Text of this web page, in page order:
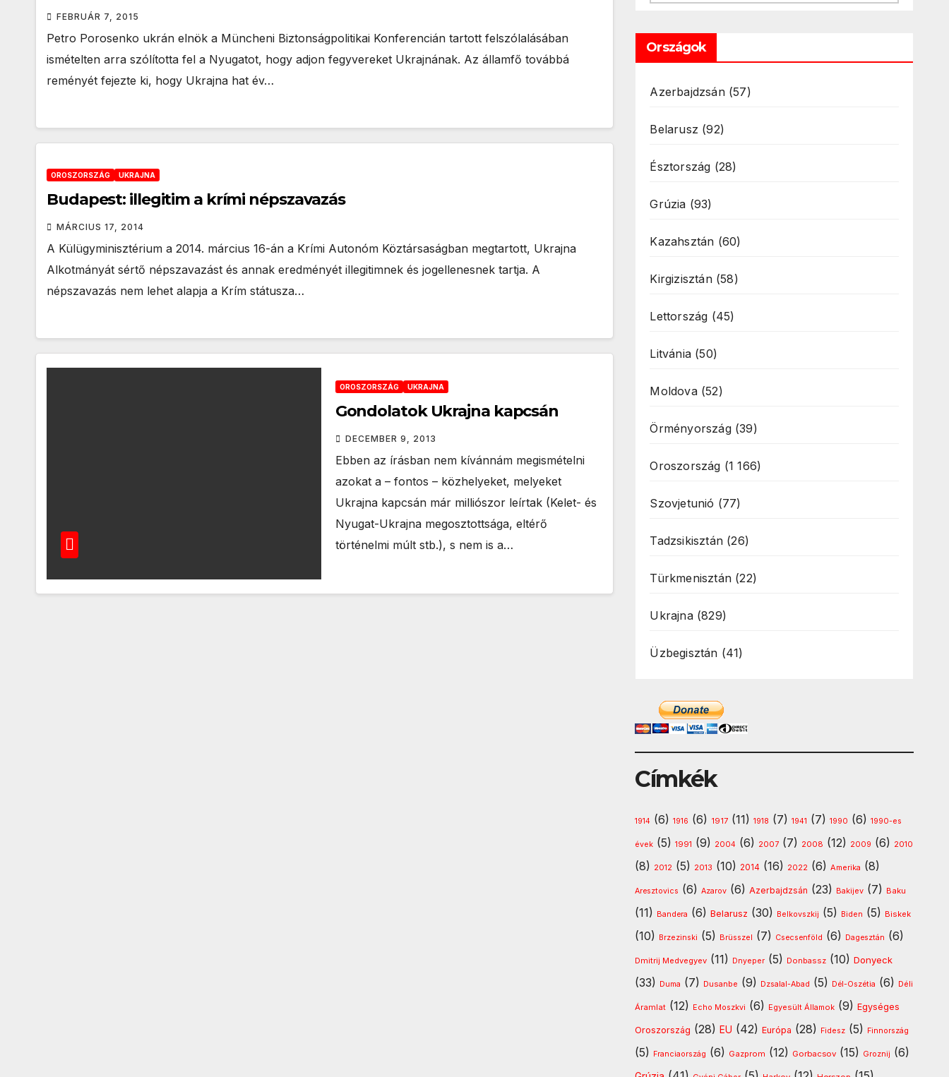
FEBRUÁR 7, 2015
Petro Porosenko ukrán elnök a Müncheni Biztonságpolitikai Konferencián tartott felszólalásában
ismételten arra szólította fel a Nyugatot, hogy adjon fegyvereket Ukrajnának. Az államfő továbbá
reményét fejezte ki, hogy Ukrajna hat év…
OROSZORSZÁG UKRAJNA
Budapest: illegitim a krími népszavazás
MÁRCIUS 17, 2014
A Külügyminisztérium a 2014. március 16-án a Krími Autonóm Köztársaságban megtartott, Ukrajna
Alkotmányát sértő népszavazást és annak eredményét illegitimnek és jogellenesnek tartja. A
népszavazás nem lehet alapja a Krím státusza…
OROSZORSZÁG UKRAJNA
Gondolatok Ukrajna kapcsán
DECEMBER 9, 2013
Ebben az írásban nem kívánnám megismételni
azokat a – fontos – közhelyeket, melyeket
Ukrajna kapcsán már milliószor leírtak (Kelet- és
Nyugat-Ukrajna megosztottsága, eltérő
történelmi múlt stb.), s nem is a…
Országok
Azerbajdzsán(57)
Belarusz (92)
Észtország (28)
Grúzia (93)
Kazahsztán (60)
Kirgizisztán(58)
Lettország (45)
Litvánia(50)
Moldova(52)
Örményország(39)
Oroszország (1 166)
Szovjetunió (77)
Tadzsikisztán(26)
Türkmenisztán(22)
Ukrajna(829)
Üzbegisztán (41)
Címkék
1914 (6)1916 (6) 1917 (11)1918 (7)1941 (7)1990 (6)1990-es
évek (5)1991 (9) 2004 (6) 2007 (7) 2008 (12) 2009 (6) 2010
(8) 2012 (5) 2013 (10) 2014 (16) 2022 (6)Amerika (8)
Aresztovics (6)Azarov (6)Azerbajdzsán (23) Bakijev (7) Baku
(11) Bandera (6)Belarusz (30) Belkovszkij (5) Biden (5) Biskek
(10) Brzezinski (5) Brüsszel (7) Csecsenföld (6) Dagesztán (6)
Dmitrij Medvegyev (11) Dnyeper (5) Donbassz (10)Donyeck
(33) Duma (7) Dusanbe (9) Dzsalal-Abad (5) Dél-Oszétia (6) Déli
Áramlat (12) Echo Moszkvi (6) Egyesült Államok (9)Egységes
Oroszország (28)EU (42)Európa (28) Fidesz (5) Finnország
(5) Franciaország (6) Gazprom (12) Gorbacsov (15) Groznij (6)